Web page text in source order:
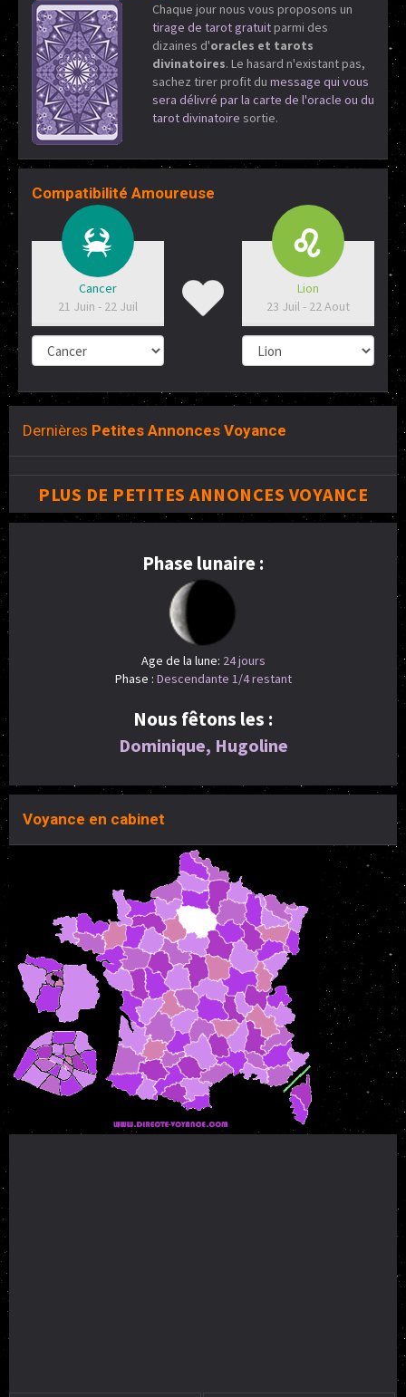
Chaque jour nous vous proposons un
tirage de tarot gratuitparmi des
dizaines d'oracles et tarots
divinatoires. Le hasard n'existant pas,
sachez tirer profit du message qui vous
sera délivré par la carte de l'oracle ou du
tarot divinatoire sortie.
Compatibilité Amoureuse
Cancer
21 Juin - 22 Juil
Lion
23 Juil - 22 Aout
Dernières Petites Annonces Voyance
PLUS DE PETITES ANNONCES VOYANCE
Phase lunaire :
Age de la lune: 24 jours
Phase : Descendante 1/4 restant
Nous fêtons les :
Dominique, Hugoline
Voyance en cabinet